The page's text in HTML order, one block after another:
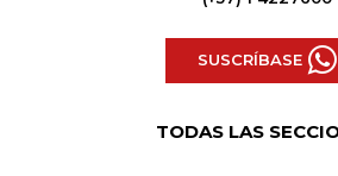
SUSCRÍBASE
TODAS LAS